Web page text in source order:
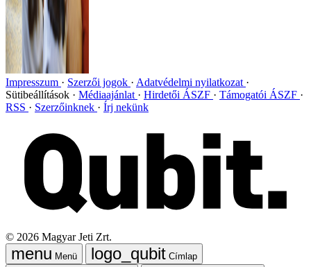
Impresszum Szerzői jogok
Adatvédelmi nyilatkozat
Sütibeállítások
Médiaajánlat Hirdetői ÁSZF
Támogatói ÁSZF
RSS
Szerzőinknek Írj nekünk
© 2026 Magyar Jeti Zrt.
Menü Címlap